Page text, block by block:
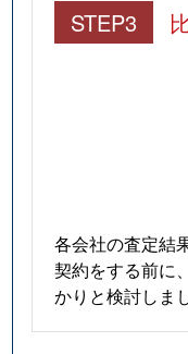
STEP3
各会社の査定結
契約をする前に
かりと検討しま